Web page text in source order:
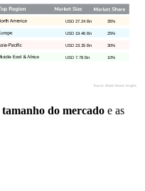
10%
USD 7.78 Bn
30%
USD 23.35 Bn
25%
USD 19.46 Bn
35%
USD 27.24 Bn
tamanho do mercado e as